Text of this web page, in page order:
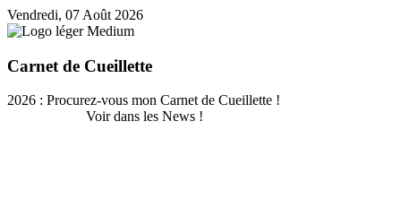
Vendredi, 07 Août 2026
Carnet de Cueillette
2026 : Procurez-vous mon Carnet de Cueillette !
Voir dans les News !